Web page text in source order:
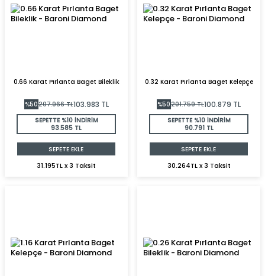
0.66 Karat Pırlanta Baget Bileklik
%50207.966TL103.983 TL
SEPETTE %10 İNDİRİM
93.585 TL
SEPETE EKLE
31.195TL x 3 Taksit
0.32 Karat Pırlanta Baget Kelepçe
%50201.759TL100.879 TL
SEPETTE %10 İNDİRİM
90.791 TL
SEPETE EKLE
30.264TL x 3 Taksit